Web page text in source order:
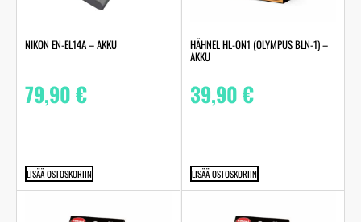
NIKON EN-EL14A – AKKU
79,90€
LISÄÄ OSTOSKORIIN
HÄHNEL HL-ON1 (OLYMPUS BLN-1) –
AKKU
39,90€
LISÄÄ OSTOSKORIIN